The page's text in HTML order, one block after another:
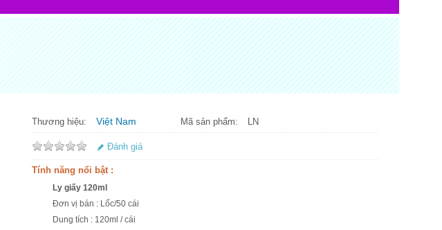
Thương hiệu: Việt Nam Mã sản phẩm: LN
Đánh giá
Tính năng nổi bật :
Ly giấy 120ml
Đơn vị bán : Lốc/50 cái
Dung tích : 120ml / cái